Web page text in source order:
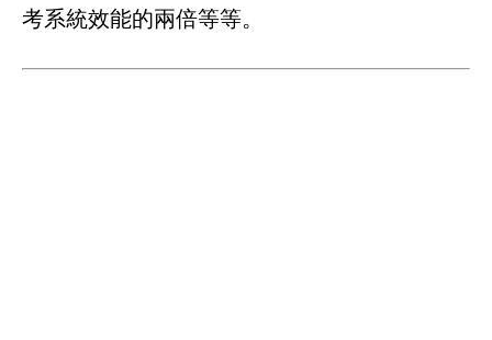
考系統效能的兩倍等等。